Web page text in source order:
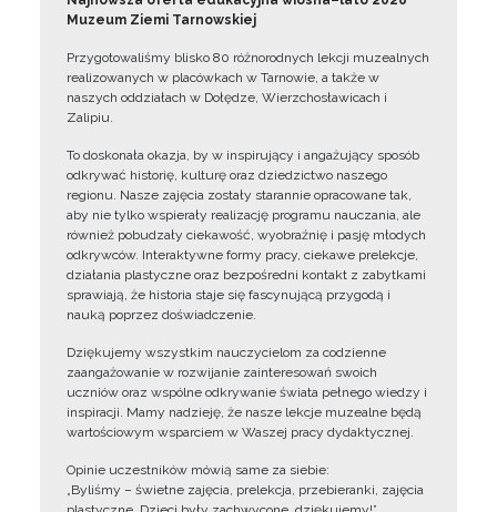
Muzeum Ziemi Tarnowskiej
Przygotowaliśmy blisko 80 różnorodnych lekcji muzealnych
realizowanych w placówkach w Tarnowie, a także w
naszych oddziałach w Dołędze, Wierzchosławicach i
Zalipiu.
To doskonała okazja, by w inspirujący i angażujący sposób
odkrywać historię, kulturę oraz dziedzictwo naszego
regionu. Nasze zajęcia zostały starannie opracowane tak,
aby nie tylko wspierały realizację programu nauczania, ale
również pobudzały ciekawość, wyobraźnię i pasję młodych
odkrywców. Interaktywne formy pracy, ciekawe prelekcje,
działania plastyczne oraz bezpośredni kontakt z zabytkami
sprawiają, że historia staje się fascynującą przygodą i
nauką poprzez doświadczenie.
Dziękujemy wszystkim nauczycielom za codzienne
zaangażowanie w rozwijanie zainteresowań swoich
uczniów oraz wspólne odkrywanie świata pełnego wiedzy i
inspiracji. Mamy nadzieję, że nasze lekcje muzealne będą
wartościowym wsparciem w Waszej pracy dydaktycznej.
Opinie uczestników mówią same za siebie:
„Byliśmy – świetne zajęcia, prelekcja, przebieranki, zajęcia